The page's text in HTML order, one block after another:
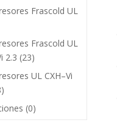
Frascold UL
Frascold UL
2.3 (23)
UL CXH–Vi
(0)